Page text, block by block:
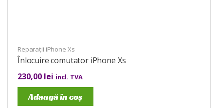
Reparații iPhone Xs
Înlocuire comutator iPhone Xs
230,00 lei incl. TVA
Adaugă în coș